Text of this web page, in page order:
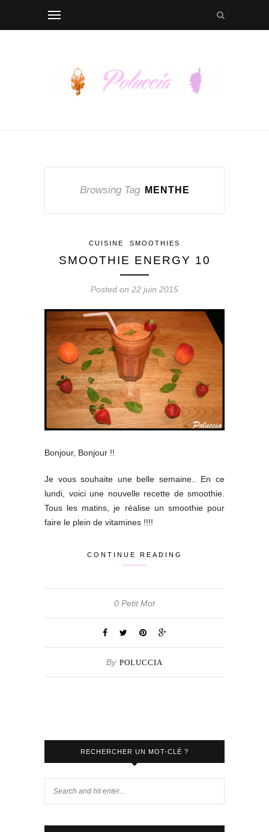
Browsing Tag MENTHE
CUISINE SMOOTHIES
SMOOTHIE ENERGY 10
Posted on 22 juin 2015
Bonjour, Bonjour !!
Je vous souhaite une belle semaine.. En ce
lundi, voici une nouvelle recette de smoothie.
Tous les matins, je réalise un smoothie pour
faire le plein de vitamines !!!!
CONTINUE READING
0 Petit Mot
By POLUCCIA
RECHERCHER UN MOT-CLÉ ?